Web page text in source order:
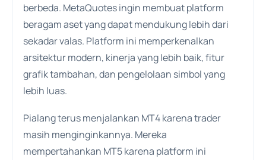
berbeda. MetaQuotes ingin membuat platform
beragam aset yang dapat mendukung lebih dari
sekadar valas. Platform ini memperkenalkan
arsitektur modern, kinerja yang lebih baik, fitur
grafik tambahan, dan pengelolaan simbol yang
lebih luas.
Pialang terus menjalankan MT4 karena trader
masih menginginkannya. Mereka
mempertahankan MT5 karena platform ini